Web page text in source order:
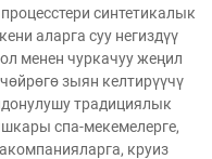
синтетикалык
аларга суу негиздүү
менен чуркачуу жеңил
зыян келтирүүчү
традициялык
спа-мекемелерге,
круиз